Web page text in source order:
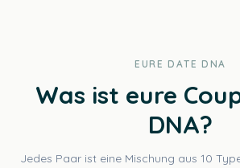
EURE DATE DNA
Was ist eure
DNA?
Jedes Paar ist eine Mischung aus 10